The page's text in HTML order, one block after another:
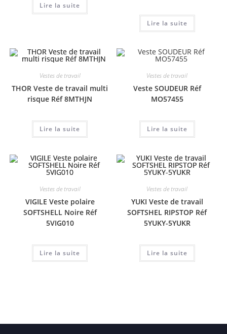
Lire la suite
Lire la suite
Vestes de travail
THOR Veste de travail multi
risque Réf 8MTHJN
Lire la suite
Vestes de travail
Veste SOUDEUR Réf
MO57455
Lire la suite
Vestes de travail
VIGILE Veste polaire
SOFTSHELL Noire Réf
5VIG010
Lire la suite
Vestes de travail
YUKI Veste de travail
SOFTSHEL RIPSTOP Réf
5YUKY-5YUKR
Lire la suite